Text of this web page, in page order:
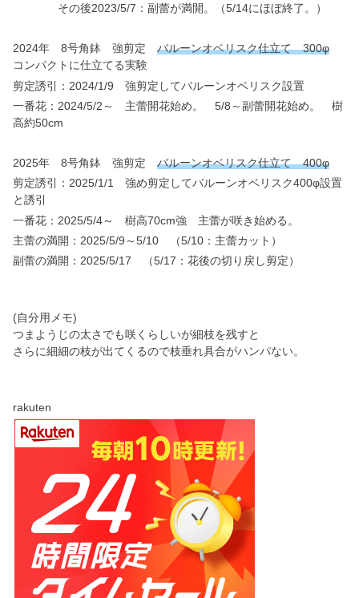
その後2023/5/7：副蕾が満開。（5/14にほぼ終了。）
2024年 8号角鉢 強剪定 バルーンオベリスク仕立て 300φ
コンパクトに仕立てる実験
剪定誘引：2024/1/9 強剪定してバルーンオベリスク設置
一番花：2024/5/2～ 主蕾開花始め。 5/8～副蕾開花始め。 樹
高約50cm
2025年 8号角鉢 強剪定 バルーンオベリスク仕立て 400φ
剪定誘引：2025/1/1 強め剪定してバルーンオベリスク400φ設置
と誘引
一番花：2025/5/4～ 樹高70cm強 主蕾が咲き始める。
主蕾の満開：2025/5/9～5/10 （5/10：主蕾カット）
副蕾の満開：2025/5/17 （5/17：花後の切り戻し剪定）
(自分用メモ)
つまようじの太さでも咲くらしいが細枝を残すと
さらに細細の枝が出てくるので枝垂れ具合がハンパない。
rakuten